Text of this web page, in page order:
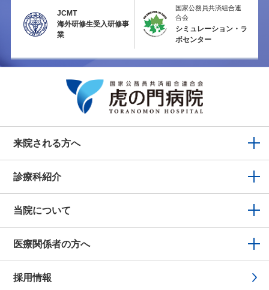
JCMT
海外研修生受入研修事
業
国家公務員共済組合連
合会
シミュレーション・ラ
ボセンター
来院される方へ
診療科紹介
当院について
医療関係者の方へ
採用情報